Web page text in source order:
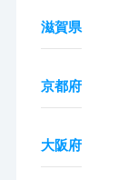
滋賀県
京都府
大阪府